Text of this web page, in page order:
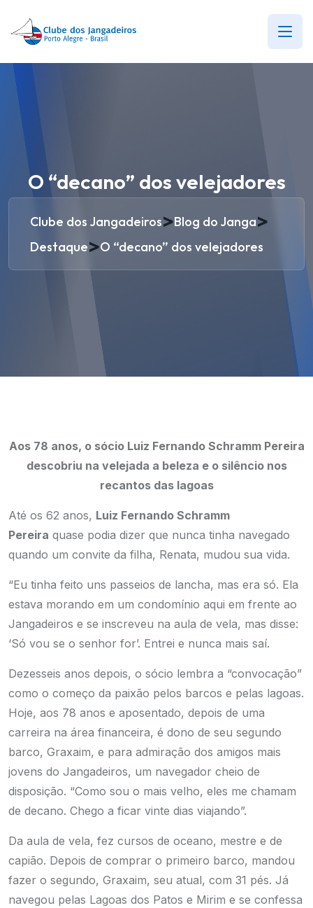
O “decano” dos velejadores
Clube dos Jangadeiros>Blog do Janga>
Destaque>O “decano” dos velejadores
Aos 78 anos, o sócio Luiz Fernando Schramm Pereira
descobriu na velejada a beleza e o silêncio nos
recantos das lagoas
Até os 62 anos, Luiz Fernando Schramm
Pereira quase podia dizer que nunca tinha navegado
quando um convite da filha, Renata, mudou sua vida.
“Eu tinha feito uns passeios de lancha, mas era só. Ela
estava morando em um condomínio aqui em frente ao
Jangadeiros e se inscreveu na aula de vela, mas disse:
‘Só vou se o senhor for’. Entrei e nunca mais saí.
Dezesseis anos depois, o sócio lembra a “convocação”
como o começo da paixão pelos barcos e pelas lagoas.
Hoje, aos 78 anos e aposentado, depois de uma
carreira na área financeira, é dono de seu segundo
barco, Graxaim, e para admiração dos amigos mais
jovens do Jangadeiros, um navegador cheio de
disposição. “Como sou o mais velho, eles me chamam
de decano. Chego a ficar vinte dias viajando”.
Da aula de vela, fez cursos de oceano, mestre e de
capião. Depois de comprar o primeiro barco, mandou
fazer o segundo, Graxaim, seu atual, com 31 pés. Já
navegou pelas Lagoas dos Patos e Mirim e se confessa